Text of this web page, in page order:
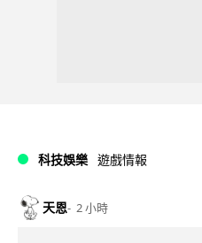
科技娛樂 遊戲情報
天恩 2 小時